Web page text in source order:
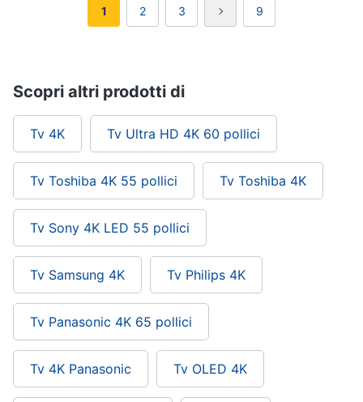
1 2 3 9
Scopri altri prodotti di
Tv 4K Tv Ultra HD 4K 60 pollici
Tv Toshiba 4K 55 pollici Tv Toshiba 4K
Tv Sony 4K LED 55 pollici
Tv Samsung 4K Tv Philips 4K
Tv Panasonic 4K 65 pollici
Tv 4K Panasonic Tv OLED 4K